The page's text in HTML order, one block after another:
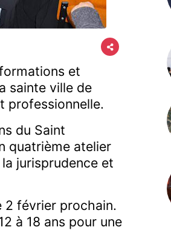
et
sainte ville de
professionnelle.
du Saint
quatrième atelier
jurisprudence et
2 février prochain.
à 18 ans pour une